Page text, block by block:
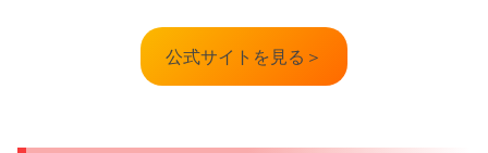
公式サイトを見る＞